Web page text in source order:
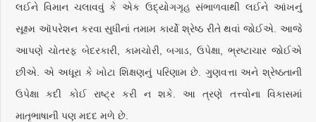
લઈને વિમાન ચલાવવું કે એક ઉદ્યોગગૃહ સંભાળવાથી લઈને આંખનું
સૂક્ષ્મ ઑપરેશન કરવા સુધીનાં તમામ કાર્યો શ્રેષ્ઠ રીતે થવાં જોઈએ. આજે
આપણે ચોતરફ બેદરકારી, કામચોરી, બગાડ, ઉપેક્ષા, ભ્રષ્ટાચાર જોઈએ
છીએ. એ અધૂરા કે ખોટા શિક્ષણનું પરિણામ છે. ગુણવત્તા અને શ્રેષ્ઠતાની
ઉપેક્ષા કદી કોઈ રાષ્ટ્ર કરી ન શકે. આ ત્રણે તત્ત્વોના વિકાસમાં
માતૃભાષાની પણ મદદ મળે છે.